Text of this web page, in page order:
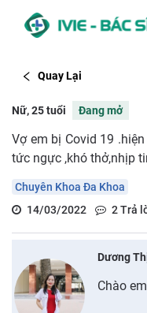
Quay Lại
Nữ, 25 tuổi Đang mở
Vợ em bị Covid 19
tức ngực ,khó thở,nhịp
Chuyên Khoa Đa Khoa
14/03/2022
2Trả
Dương
Chào em